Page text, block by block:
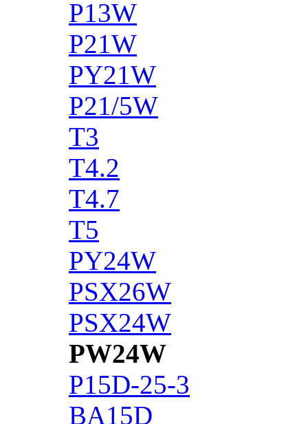
P13W
P21W
PY21W
P21/5W
T3
T4.2
T4.7
T5
PY24W
PSX26W
PSX24W
PW24W
P15D-25-3
BA15D